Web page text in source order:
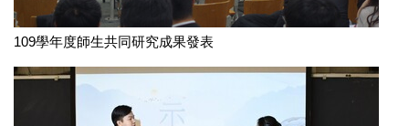
109學年度師生共同研究成果發表